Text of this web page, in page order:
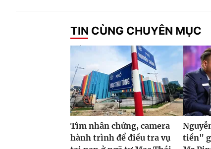
TIN CÙNG CHUYÊN MỤC
Tìm nhân chứng, camera
hành trình để điều tra vụ
tiền"